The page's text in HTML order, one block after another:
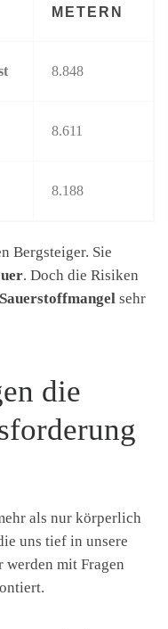
METERN
8.848
8.611
8.188
Bergsteiger. Sie
. Doch die Risiken
Sauerstoffmangel sehr
die
als nur körperlich
uns tief in unsere
werden mit Fragen